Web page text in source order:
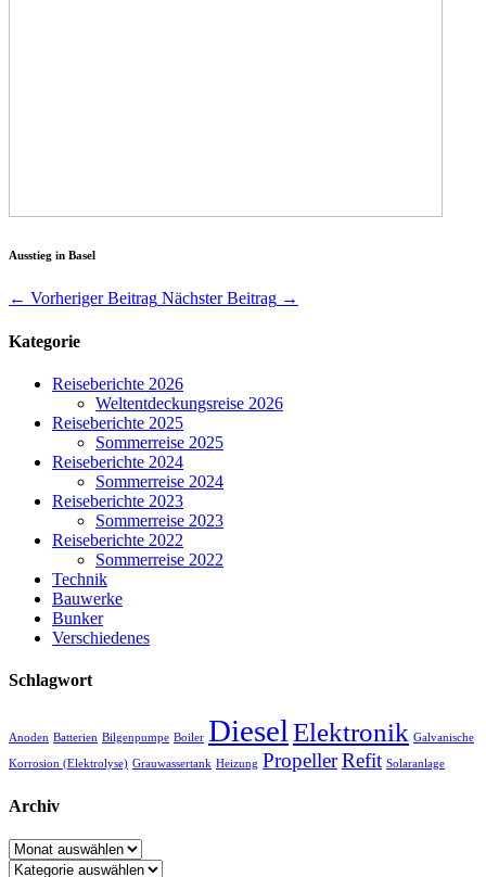
Ausstieg in Basel
← Vorheriger Beitrag Nächster Beitrag →
Kategorie
Reiseberichte 2026
Weltentdeckungsreise 2026
Reiseberichte 2025
Sommerreise 2025
Reiseberichte 2024
Sommerreise 2024
Reiseberichte 2023
Sommerreise 2023
Reiseberichte 2022
Sommerreise 2022
Technik
Bauwerke
Bunker
Verschiedenes
Schlagwort
Anoden Batterien Bilgenpumpe Boiler Diesel Elektronik Galvanische
Korrosion (Elektrolyse) Grauwassertank Heizung PropellerRefit Solaranlage
Archiv
Archiv